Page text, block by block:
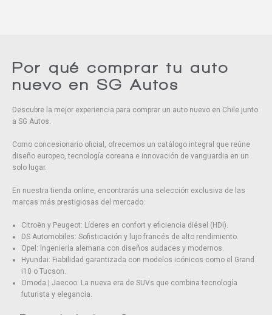
Por qué comprar tu auto
nuevo en SG Autos
Descubre la mejor experiencia para comprar un auto nuevo en Chile junto
a SG Autos.
Como concesionario oficial, ofrecemos un catálogo integral que reúne
diseño europeo, tecnología coreana e innovación de vanguardia en un
solo lugar.
En nuestra tienda online, encontrarás una selección exclusiva de las
marcas más prestigiosas del mercado:
Citroën y Peugeot: Líderes en confort y eficiencia diésel (HDi).
DS Automobiles: Sofisticación y lujo francés de alto rendimiento.
Opel: Ingeniería alemana con diseños audaces y modernos.
Hyundai: Fiabilidad garantizada con modelos icónicos como el Grand
i10 o Tucson.
Omoda | Jaecoo: La nueva era de SUVs que combina tecnología
futurista y elegancia.